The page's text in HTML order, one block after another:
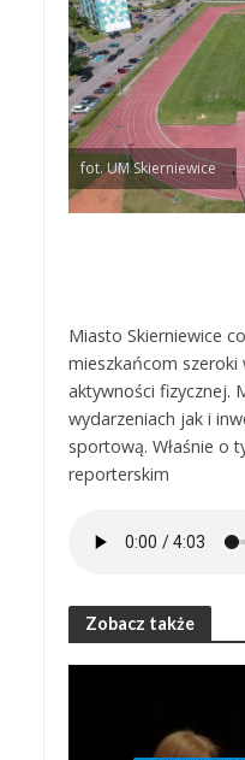
fot. UM Skierniewice
Miasto Skierniewice
mieszkańcom
aktywności fizycznej.
wydarzeniach jak i
sportową. Właśnie o
reporterskim
Zobacz także